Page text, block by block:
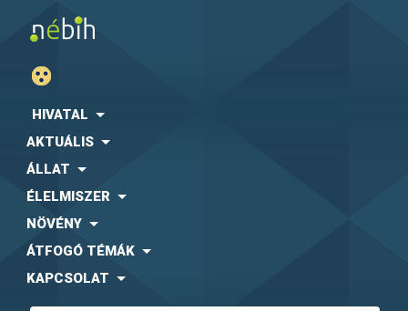
HIVATAL
AKTUÁLIS
ÁLLAT
ÉLELMISZER
NÖVÉNY
ÁTFOGÓ TÉMÁK
KAPCSOLAT